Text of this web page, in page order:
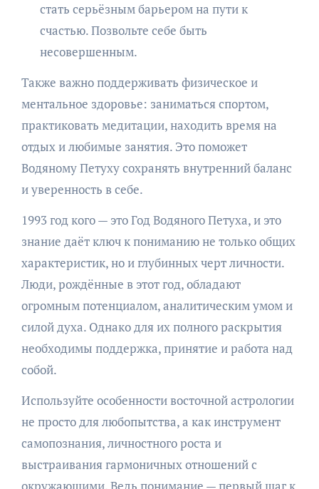
стать серьёзным барьером на пути к
счастью. Позвольте себе быть
несовершенным.
Также важно поддерживать физическое и
ментальное здоровье: заниматься спортом,
практиковать медитации, находить время на
отдых и любимые занятия. Это поможет
Водяному Петуху сохранять внутренний баланс
и уверенность в себе.
1993 год кого — это Год Водяного Петуха, и это
знание даёт ключ к пониманию не только общих
характеристик, но и глубинных черт личности.
Люди, рождённые в этот год, обладают
огромным потенциалом, аналитическим умом и
силой духа. Однако для их полного раскрытия
необходимы поддержка, принятие и работа над
собой.
Используйте особенности восточной астрологии
не просто для любопытства, а как инструмент
самопознания, личностного роста и
выстраивания гармоничных отношений с